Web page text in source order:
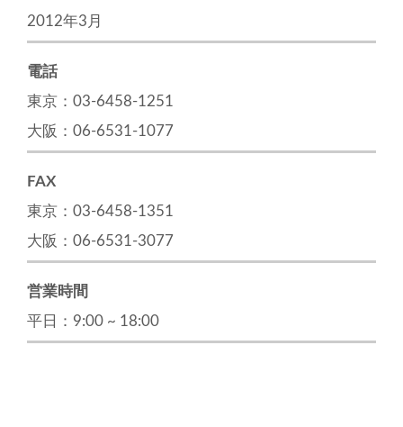
2012年3月
電話
東京：03-6458-1251
大阪：06-6531-1077
FAX
東京：03-6458-1351
大阪：06-6531-3077
営業時間
平日：9:00 ~ 18:00